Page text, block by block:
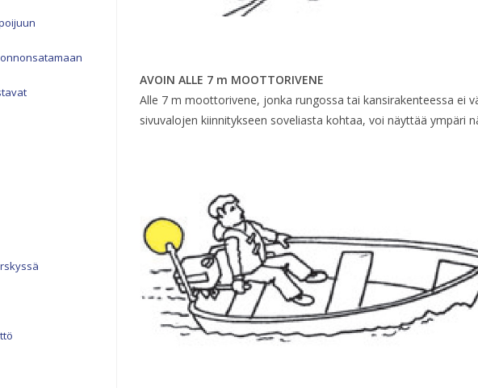
AVOIN ALLE 7 m MOOTTORIVENE
Alle 7 m moottorivene, jonka rungossa tai kansirakenteessa ei
sivuvalojen kiinnitykseen soveliasta kohtaa, voi näyttää ympäri